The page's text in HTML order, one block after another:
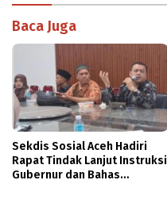
Baca Juga
Sekdis Sosial Aceh Hadiri
Rapat Tindak Lanjut Instruksi
Gubernur dan Bahas